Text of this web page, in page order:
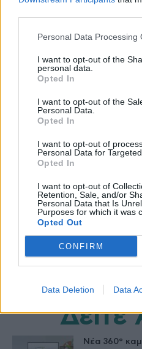
Personal Data Processing
I want to opt-out of the
personal data.
Opted In
I want to opt-out of the
Personal Data.
Opted In
I want to opt-out of
Personal Data for
Opted In
I want to opt-out of
Retention, Sale, and/or
Personal Data that Is
Purposes for which it was
Opted Out
CONFIRM
Data Deletion Data
Όμιλος Φαρμακευτικών Επιχειρήσεων Τσέτη
HS
Δείτε
Νέα 360°